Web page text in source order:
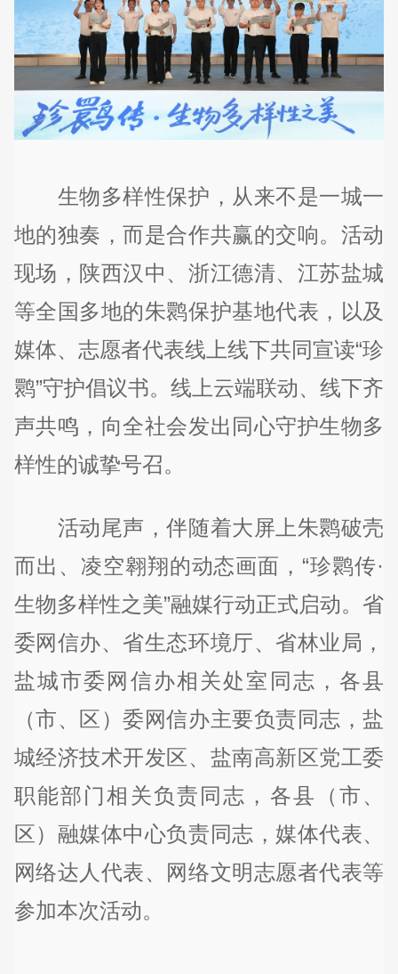
生物多样性保护，从来不是一城一
地的独奏，而是合作共赢的交响。活动
现场，陕西汉中、浙江德清、江苏盐城
等全国多地的朱鹮保护基地代表，以及
媒体、志愿者代表线上线下共同宣读“珍
鹮”守护倡议书。线上云端联动、线下齐
声共鸣，向全社会发出同心守护生物多
样性的诚挚号召。
活动尾声，伴随着大屏上朱鹮破壳
而出、凌空翱翔的动态画面，“珍鹮传·
生物多样性之美”融媒行动正式启动。省
委网信办、省生态环境厅、省林业局，
盐城市委网信办相关处室同志，各县
（市、区）委网信办主要负责同志，盐
城经济技术开发区、盐南高新区党工委
职能部门相关负责同志，各县（市、
区）融媒体中心负责同志，媒体代表、
网络达人代表、网络文明志愿者代表等
参加本次活动。